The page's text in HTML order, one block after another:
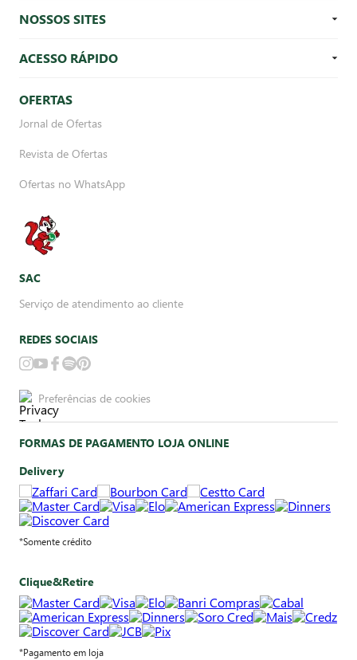
NOSSOS SITES
ACESSO RÁPIDO
OFERTAS
Jornal de Ofertas
Revista de Ofertas
Ofertas no WhatsApp
SAC
Serviço de atendimento ao cliente
REDES SOCIAIS
Preferências de cookies
FORMAS DE PAGAMENTO LOJA ONLINE
Delivery
*Somente crédito
Clique&Retire
*Pagamento em loja